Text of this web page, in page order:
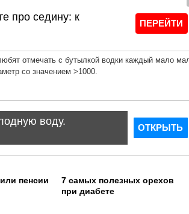
отмечать с бутылкой водки каждый мало
со значением >1000.
пенсии
7 самых полезных орехов
при диабете